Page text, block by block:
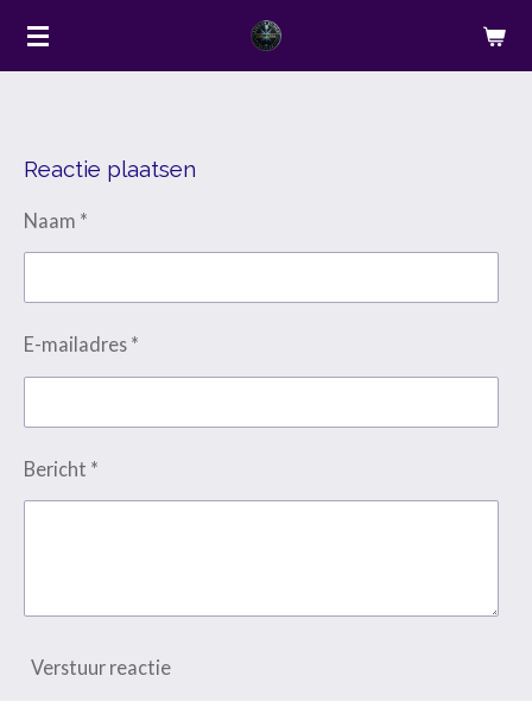
Ga
hoofdinhoud
Reactie plaatsen
Naam *
E-mailadres *
Bericht *
Verstuur reactie